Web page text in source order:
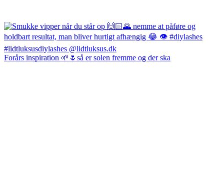
Forårs inspiration 🌱🌷så er solen fremme og der ska